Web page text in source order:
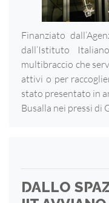
Finanziato
dall’Istituto
multibraccio che
attivi o per
stato presentato in
Busalla nei pressi di
DALLO